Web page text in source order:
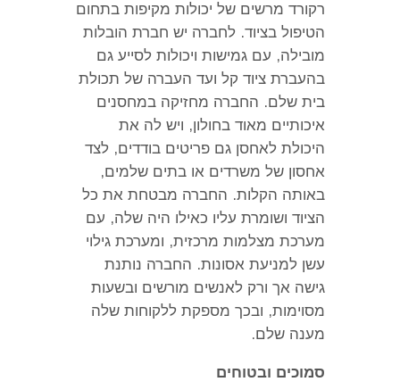
רקורד מרשים של יכולות מקיפות בתחום
הטיפול בציוד. לחברה יש חברת הובלות
מובילה, עם גמישות ויכולות לסייע גם
בהעברת ציוד קל ועד העברה של תכולת
בית שלם. החברה מחזיקה במחסנים
איכותיים מאוד בחולון, ויש לה את
היכולת לאחסן גם פריטים בודדים, לצד
אחסון של משרדים או בתים שלמים,
באותה הקלות. החברה מבטחת את כל
הציוד ושומרת עליו כאילו היה שלה, עם
מערכת מצלמות מרכזית, ומערכת גילוי
עשן למניעת אסונות. החברה נותנת
גישה אך ורק לאנשים מורשים ובשעות
מסוימות, ובכך מספקת ללקוחות שלה
מענה שלם.
סמוכים ובטוחים